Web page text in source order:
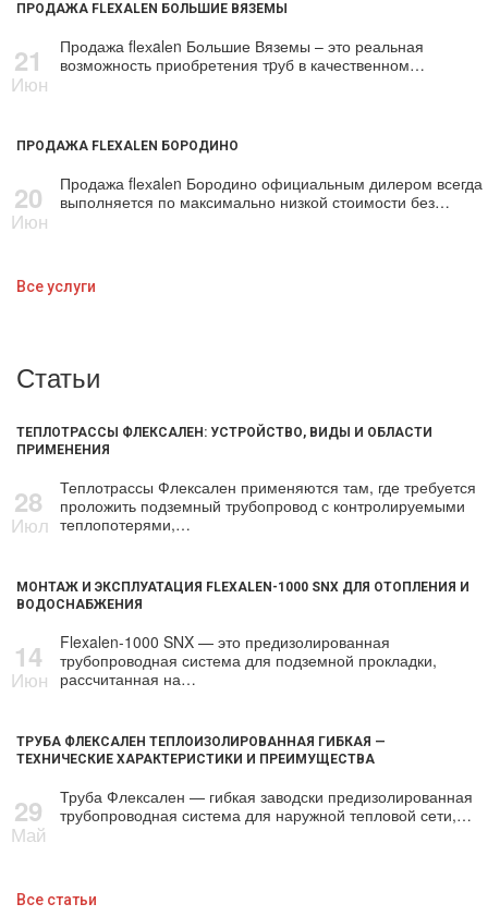
ПРОДАЖА FLEXALEN БОЛЬШИЕ ВЯЗЕМЫ
21
Июн
Продажа flехalеn Большие Вяземы – это реальная
возможность приобретения тpуб в качественном…
ПРОДАЖА FLEXALEN БОРОДИНО
20
Июн
Продажа flехalеn Бородино официальным дилером всегда
выполняется по максимально низкой стоимости без…
Все услуги
Статьи
ТЕПЛОТРАССЫ ФЛЕКСАЛЕН: УСТРОЙСТВО, ВИДЫ И ОБЛАСТИ
ПРИМЕНЕНИЯ
28
Июл
Теплотрассы Флексален применяются там, где требуется
проложить подземный трубопровод с контролируемыми
теплопотерями,…
МОНТАЖ И ЭКСПЛУАТАЦИЯ FLEXALEN-1000 SNX ДЛЯ ОТОПЛЕНИЯ И
ВОДОСНАБЖЕНИЯ
14
Июн
Flexalen-1000 SNX — это предизолированная
трубопроводная система для подземной прокладки,
рассчитанная на…
ТРУБА ФЛЕКСАЛЕН ТЕПЛОИЗОЛИРОВАННАЯ ГИБКАЯ —
ТЕХНИЧЕСКИЕ ХАРАКТЕРИСТИКИ И ПРЕИМУЩЕСТВА
29
Май
Труба Флексален — гибкая заводски предизолированная
трубопроводная система для наружной тепловой сети,…
Все статьи